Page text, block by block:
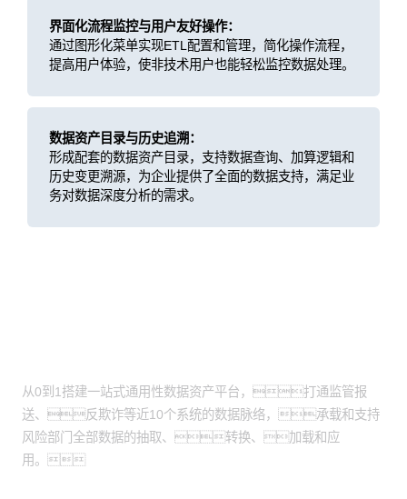
界面化流程监控与用户友好操作：
通过图形化菜单实现ETL配置和管理，简化操作流程，
提高用户体验，使非技术用户也能轻松监控数据处理。
数据资产目录与历史追溯：
形成配套的数据资产目录，支持数据查询、加算逻辑和
历史变更溯源，为企业提供了全面的数据支持，满足业
务对数据深度分析的需求。
从0到1搭建一站式通用性数据资产平台，打通监管报
送、反欺诈等近10个系统的数据脉络，承载和支持
风险部门全部数据的抽取、转换、加载和应
用。